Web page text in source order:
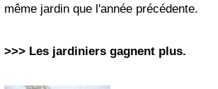
même jardin que l'année précédente.
>>> Les jardiniers gagnent plus.